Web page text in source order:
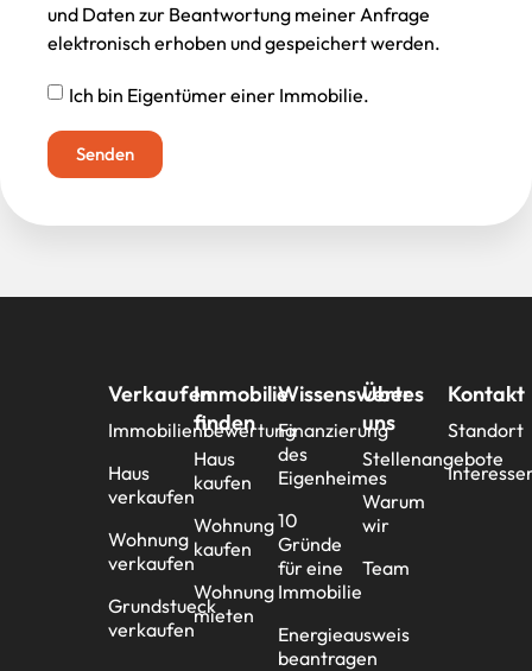
und Daten zur Beantwortung meiner Anfrage
elektronisch erhoben und gespeichert werden.
Ich bin Eigentümer einer Immobilie.
Senden
Verkaufen
Immobilienbewertung
Haus
verkaufen
Wohnung
verkaufen
Grundstueck
verkaufen
Immobilie
finden
Haus
kaufen
Wohnung
kaufen
Wohnung
mieten
Wissenswertes
Finanzierung
des
Eigenheimes
10
Gründe
für eine
Immobilie
Energieausweis
beantragen
Über
uns
Stellenangebote
Warum
wir
Team
Kontakt
Standort